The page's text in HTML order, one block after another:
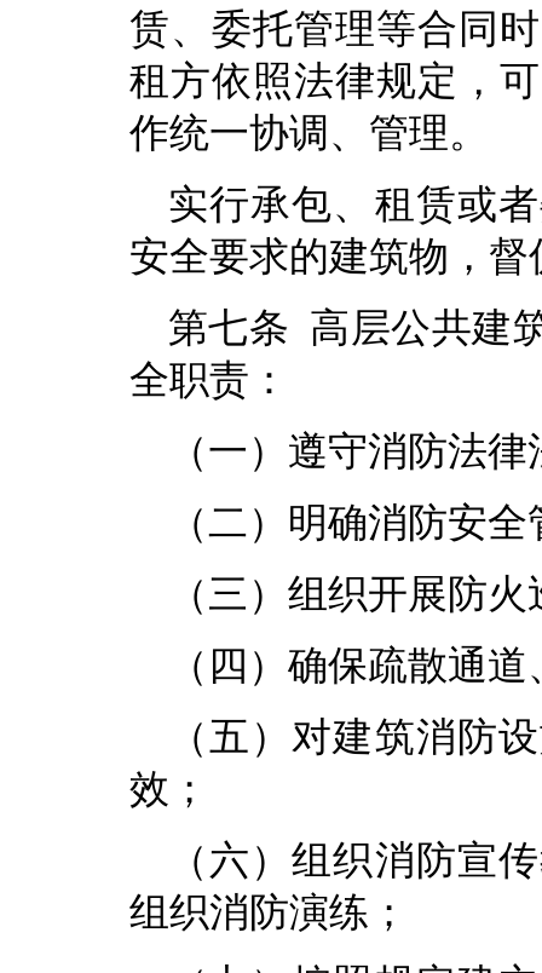
赁、委托管理等合同
租方依照法律规定，
作统一协调、管理。
实行承包、租赁或
安全要求的建筑物，
第七条 高层公共建
全职责：
（一）遵守消防法
（二）明确消防安
（三）组织开展防
（四）确保疏散通
（五）对建筑消防
效；
（六）组织消防宣
组织消防演练；